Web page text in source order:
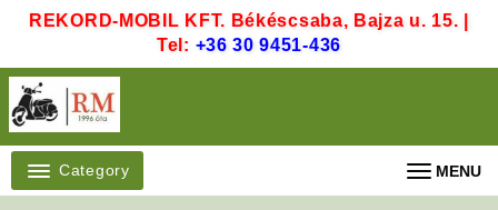
REKORD-MOBIL KFT. Békéscsaba, Bajza u. 15. |
Tel: +36 30 9451-436
Category MENU